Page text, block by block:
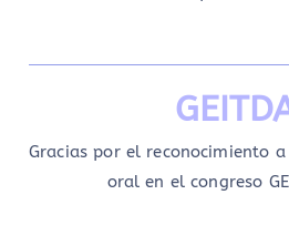
Gracias por el reconocimiento
oral en el congreso